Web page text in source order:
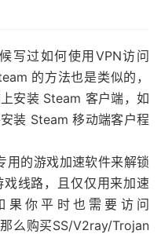
写过如何使用VPN访问
的方法也是类似的，
安装 Steam 客户端，如
装 Steam 移动端客户程
用的游戏加速软件来解锁
线路，且仅仅用来加速
果你平时也需要访问
么购买SS/V2ray/Trojan